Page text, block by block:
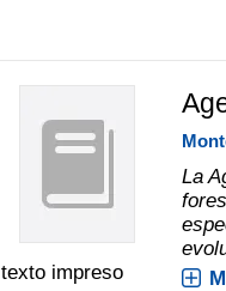
texto impreso
La